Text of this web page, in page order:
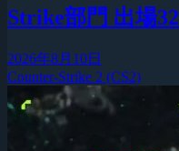
Strike部門 出場
2026年8月10日
Counter-Strike 2 (CS2)